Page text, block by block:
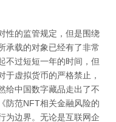
性的监管规定，但是围绕
承载的对象已经有了非常
不过短短一年的时间，但
于虚拟货币的严格禁止，
给中国数字藏品走出了不
防范NFT相关金融风险的
为边界。无论是互联网企